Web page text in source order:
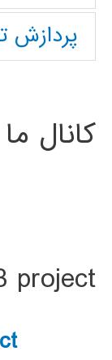
پردازش
کانال
project